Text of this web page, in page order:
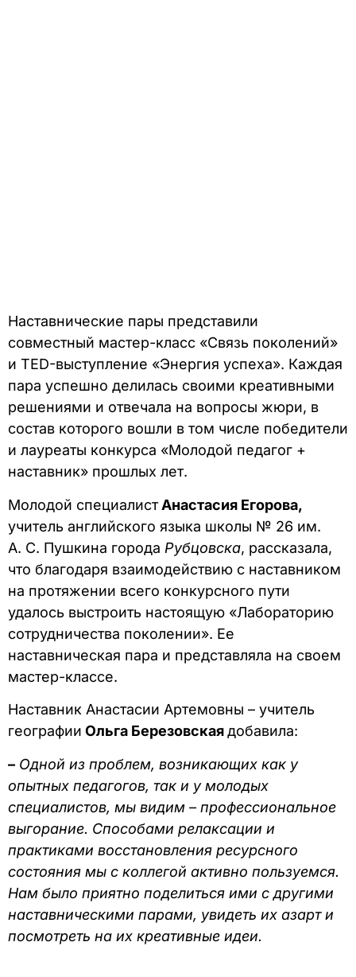
Наставнические пары представили
совместный мастер-класс «Связь поколений»
и TED-выступление «Энергия успеха». Каждая
пара успешно делилась своими креативными
решениями и отвечала на вопросы жюри, в
состав которого вошли в том числе победители
и лауреаты конкурса «Молодой педагог +
наставник» прошлых лет.
Молодой специалистАнастасия Егорова,
учитель английского языка школы № 26 им.
А. С. Пушкина города Рубцовска, рассказала,
что благодаря взаимодействию с наставником
на протяжении всего конкурсного пути
удалось выстроить настоящую «Лабораторию
сотрудничества поколении». Ее
наставническая пара и представляла на своем
мастер-классе.
Наставник Анастасии Артемовны – учитель
географии Ольга Березовскаядобавила:
– Одной из проблем, возникающих как у
опытных педагогов, так и у молодых
специалистов, мы видим – профессиональное
выгорание. Способами релаксации и
практиками восстановления ресурсного
состояния мы с коллегой активно пользуемся.
Нам было приятно поделиться ими с другими
наставническими парами, увидеть их азарт и
посмотреть на их креативные идеи.